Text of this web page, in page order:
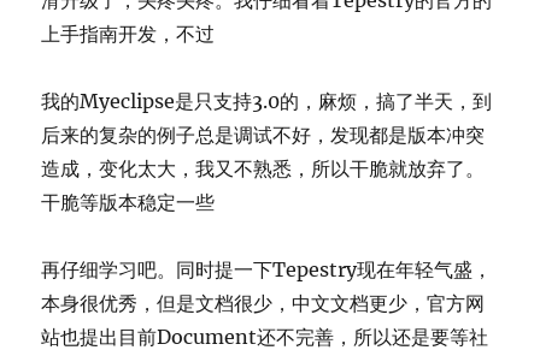
上手指南开发，不过
我的Myeclipse是只支持3.0的，麻烦，搞了半天，到
后来的复杂的例子总是调试不好，发现都是版本冲突
造成，变化太大，我又不熟悉，所以干脆就放弃了。
干脆等版本稳定一些
再仔细学习吧。同时提一下Tepestry现在年轻气盛，
本身很优秀，但是文档很少，中文文档更少，官方网
站也提出目前Document还不完善，所以还是要等社